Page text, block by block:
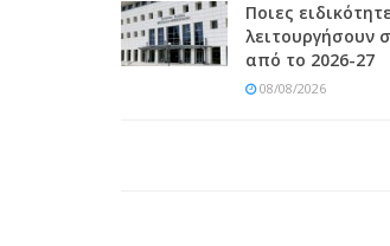
Ποιες
λειτουργήσουν
από το 2026-27
08/08/2026